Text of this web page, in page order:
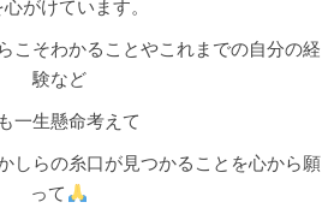
がけています。
こそわかることやこれまでの自分の経
験など
一生懸命考えて
しらの糸口が見つかることを心から願
って